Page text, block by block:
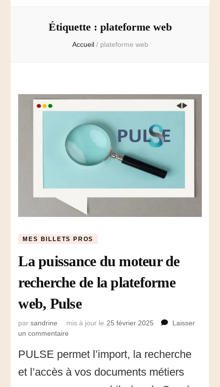
Étiquette : plateforme web
Accueil / plateforme web
MES BILLETS PROS
La puissance du moteur de
recherche de la plateforme
web, Pulse
parsandrine mis à jour le 25 février 2025
Laisser
un commentaire
puissance
moteur
PULSE permet l’import, la recherche
et l’accès à vos documents métiers